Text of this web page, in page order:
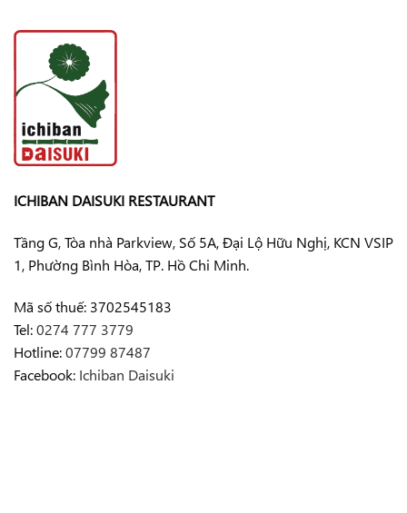
ICHIBAN DAISUKI RESTAURANT
Tầng G, Tòa nhà Parkview, Số 5A, Đại Lộ Hữu Nghị, KCN VSIP
1, Phường Bình Hòa, TP. Hồ Chi Minh.
Mã số thuế: 3702545183
Tel:0274 777 3779
Hotline:07799 87487
Facebook: Ichiban Daisuki